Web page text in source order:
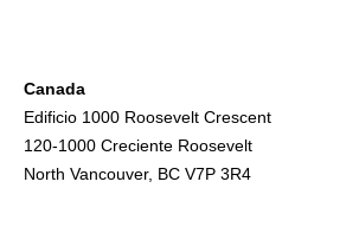
Canada
Edificio 1000 Roosevelt Crescent
120-1000 Creciente Roosevelt
North Vancouver, BC V7P 3R4